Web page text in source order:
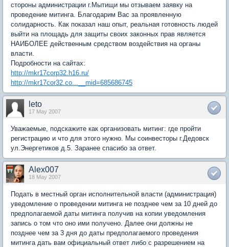
стороны администрации г.Мытищи мы отзываем заявку на
проведение митинга. Благодарим Вас за проявленную
солидарность. Как показал наш опыт, реальная готовность людей
выйти на площадь для защиты своих законных прав является
НАИБОЛЕЕ действенным средством воздействия на органы
власти.
Подробности на сайтах:
http://mkr17corp32.h16.ru/
http://mkr17cor32.co...__mid=685686745
leto
17 May 2007
Уважаемые, подскажите как организовать митинг: где пройти
регистрацию и что для этого нужно. Мы соинвесторы г.Дедовск
ул.Энергетиков д.5. Заранее спасибо за ответ.
Alex007
18 May 2007
Подать в местный орган исполнительной власти (администрация)
уведомление о проведении митинга не позднее чем за 10 дней до
предполагаемой даты митинга получив на копии уведомления
запись о том что оно ими получено. Далее они должны не
позднее чем за 3 дня до даты предполагаемого проведения
митинга дать вам официальный ответ либо с разрешением на